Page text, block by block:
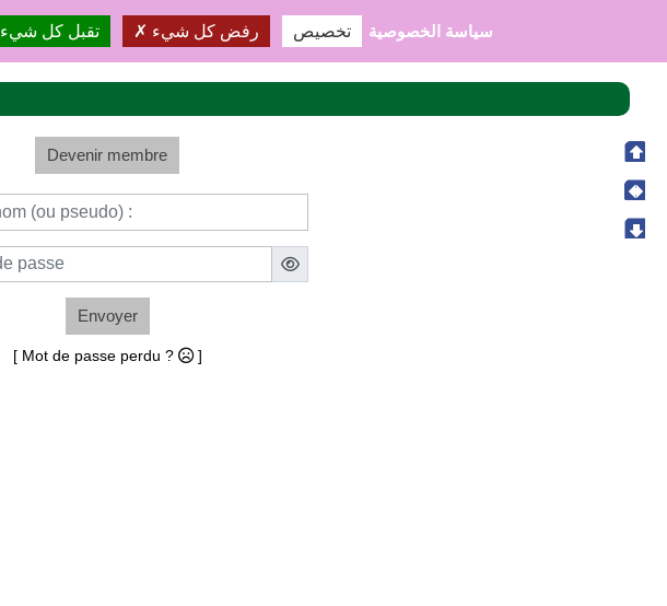
Devenir membre
Envoyer
[ Mot de passe perdu ? ]
تقبل كل شيء رفض كل شيء تخصيص سياسة الخصوصية